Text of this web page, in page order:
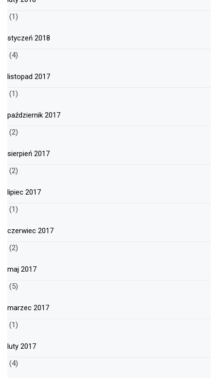
(1)
styczeń 2018
(4)
listopad 2017
(1)
październik 2017
(2)
sierpień 2017
(2)
lipiec 2017
(1)
czerwiec 2017
(2)
maj 2017
(5)
marzec 2017
(1)
luty 2017
(4)